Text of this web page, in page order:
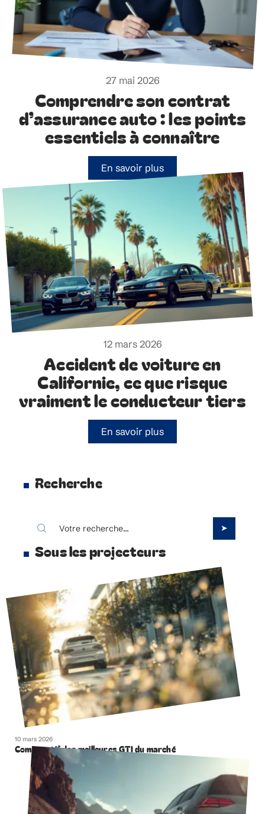
27 mai 2026
Comprendre son contrat
d’assurance auto : les points
essentiels à connaître
En savoir plus
12 mars 2026
Accident de voiture en
Californie, ce que risque
vraiment le conducteur tiers
En savoir plus
Recherche
Sous les projecteurs
10 mars 2026
Comparatif des meilleures GTI du marché